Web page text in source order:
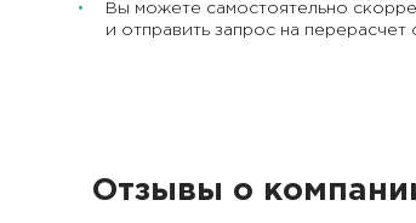
Вы можете самостоятельно
и отправить запрос на перерасчет
Отзывы о